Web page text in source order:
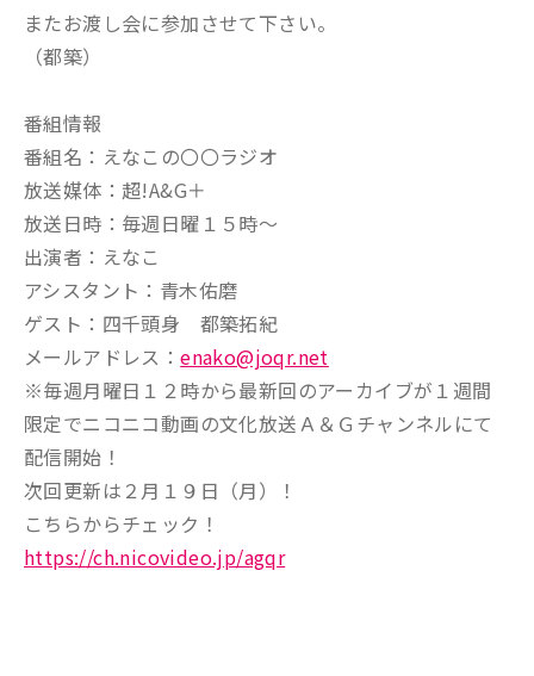
またお渡し会に参加させて下さい。
（都築）
番組情報
番組名：えなこの〇〇ラジオ
放送媒体：超!A&G＋
放送日時：毎週日曜１５時～
出演者：えなこ
アシスタント：青木佑磨
ゲスト：四千頭身 都築拓紀
メールアドレス：enako@joqr.net
※毎週月曜日１２時から最新回のアーカイブが１週間
限定でニコニコ動画の文化放送Ａ＆Ｇチャンネルにて
配信開始！
次回更新は２月１９日（月）！
こちらからチェック！
https://ch.nicovideo.jp/agqr